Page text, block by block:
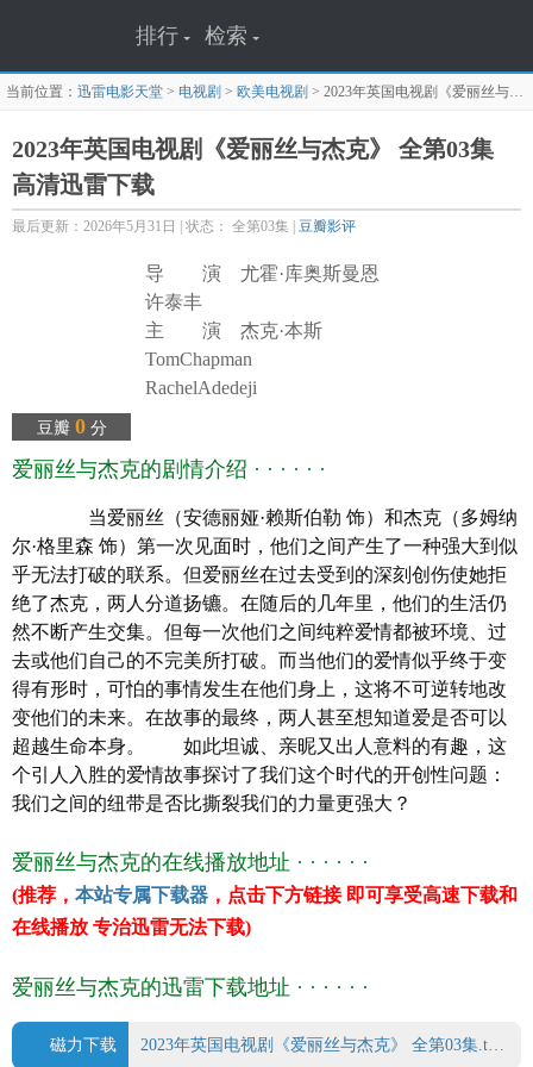
排行 检索
当前位置： 迅雷电影天堂 > 电视剧 > 欧美电视剧 > 2023年英国电视剧《爱丽丝与杰克》 全第03集
2023年英国电视剧《爱丽丝与杰克》 全第03集
高清迅雷下载
最后更新：2026年5月31日 | 状态： 全第03集 | 豆瓣影评
豆瓣 0分
导 演 尤霍·库奥斯曼恩
许泰丰
主 演 杰克·本斯
TomChapman
RachelAdedeji
ZoAldrich
德雷克·霍萨姆
本·迪洛韦
多姆纳尔·格里森
泰利莎·特谢拉
马修·科特尔
阿曼达·劳伦斯
埃拉·布鲁科莱里
艾米·卢·伍德
苏尼尔·帕特尔
艾斯林·贝亚
译 名 爱丽丝与杰克
年 代2023
产 地英国
类 别 剧情
上映日期 2023-09-09
爱丽丝与杰克的剧情介绍 · · · · · ·
当爱丽丝（安德丽娅·赖斯伯勒 饰）和杰克（多姆纳
尔·格里森 饰）第一次见面时，他们之间产生了一种强大到似
乎无法打破的联系。但爱丽丝在过去受到的深刻创伤使她拒
绝了杰克，两人分道扬镳。在随后的几年里，他们的生活仍
然不断产生交集。但每一次他们之间纯粹爱情都被环境、过
去或他们自己的不完美所打破。而当他们的爱情似乎终于变
得有形时，可怕的事情发生在他们身上，这将不可逆转地改
变他们的未来。在故事的最终，两人甚至想知道爱是否可以
超越生命本身。 如此坦诚、亲昵又出人意料的有趣，这
个引人入胜的爱情故事探讨了我们这个时代的开创性问题：
我们之间的纽带是否比撕裂我们的力量更强大？
爱丽丝与杰克的在线播放地址 · · · · · ·
(推荐， 本站专属下载器 ，点击下方链接 即可享受高速下载和
在线播放 专治迅雷无法下载)
爱丽丝与杰克的迅雷下载地址 · · · · · ·
磁力下载 2023年英国电视剧《爱丽丝与杰克》 全第03集.torrent